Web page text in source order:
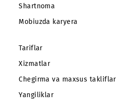
Korporativ abonentlarga
Kompaniya haqida
Hamkorlarga
Shartnoma
Mobiuzda karyera